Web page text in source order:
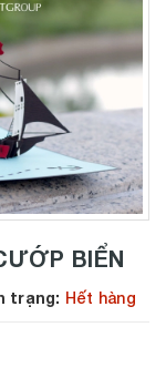
BIỂN
Hết hàng